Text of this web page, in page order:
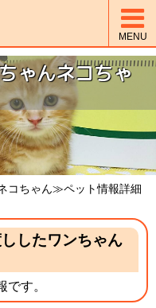

MENU
ゃんネコちゃ
コちゃん≫ペット情報詳細
したワンちゃん
す。